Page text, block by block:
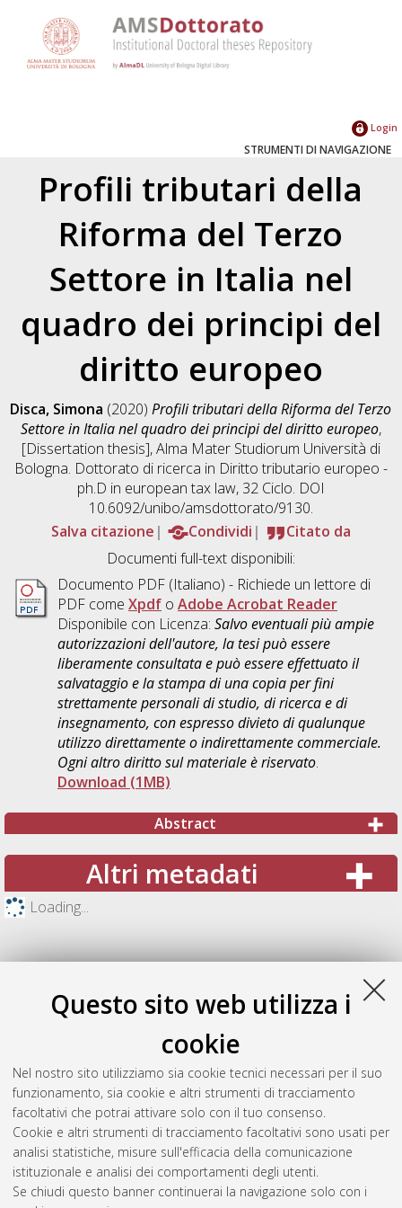
Questo sito web utilizza i
cookie
Nel nostro sito utilizziamo sia cookie tecnici necessari per il suo
funzionamento, sia cookie e altri strumenti di tracciamento
facoltativi che potrai attivare solo con il tuo consenso.
Cookie e altri strumenti di tracciamento facoltativi sono usati per
analisi statistiche, misure sull'efficacia della comunicazione
istituzionale e analisi dei comportamenti degli utenti.
Se chiudi questo banner continuerai la navigazione solo con i
Login
STRUMENTI DI NAVIGAZIONE
Profili tributari della
Riforma del Terzo
Settore in Italia nel
quadro dei principi del
diritto europeo
Disca, Simona (2020)Profili tributari della Riforma del Terzo
Settore in Italia nel quadro dei principi del diritto europeo,
[Dissertation thesis], Alma Mater Studiorum Università di
Bologna. Dottorato di ricerca in Diritto tributario europeo -
ph.D in european tax law, 32 Ciclo. DOI
10.6092/unibo/amsdottorato/9130.
Salva citazione
Condividi
Citato da
Documenti full-text disponibili:
Documento PDF(Italiano) - Richiede un lettore di
PDF come Xpdfo Adobe Acrobat Reader
Disponibile con Licenza: Salvo eventuali più ampie
autorizzazioni dell'autore, la tesi può essere
liberamente consultata e può essere effettuato il
salvataggio e la stampa di una copia per fini
strettamente personali di studio, di ricerca e di
insegnamento, con espresso divieto di qualunque
utilizzo direttamente o indirettamente commerciale.
Ogni altro diritto sul materiale è riservato.
Download (1MB)
Abstract
Altri metadati
Loading...
Gestione del documento: